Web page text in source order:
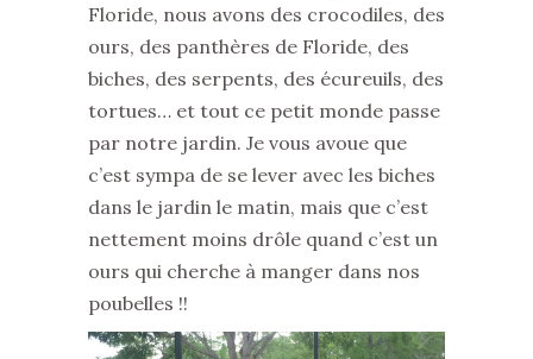
Floride, nous avons des crocodiles, des
ours, des panthères de Floride, des
biches, des serpents, des écureuils, des
tortues… et tout ce petit monde passe
par notre jardin. Je vous avoue que
c’est sympa de se lever avec les biches
dans le jardin le matin, mais que c’est
nettement moins drôle quand c’est un
ours qui cherche à manger dans nos
poubelles !!